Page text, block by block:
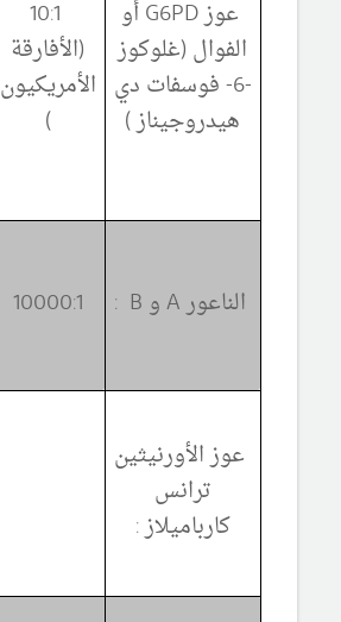
عوزG6PDأو
الفوال (غلوكوز
-6- فوسفات دي
هيدروجيناز )
10:1
(الأفارقة
الأمريكيون
)
الناعورAو B
:
10000:1
عوز الأورنيثين
ترانس
كارباميلاز :